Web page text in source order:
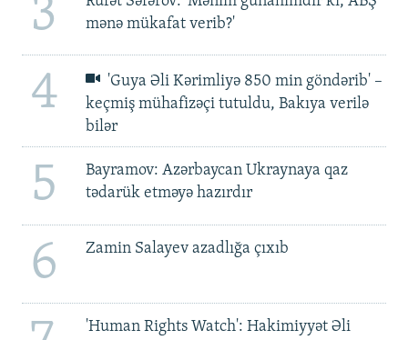
3
mənə mükafat verib?'
4
'Guya Əli Kərimliyə 850 min göndərib' –
keçmiş mühafizəçi tutuldu, Bakıya verilə
bilər
5
Bayramov: Azərbaycan Ukraynaya qaz
tədarük etməyə hazırdır
6 Zamin Salayev azadlığa çıxıb
'Human Rights Watch': Hakimiyyət Əli